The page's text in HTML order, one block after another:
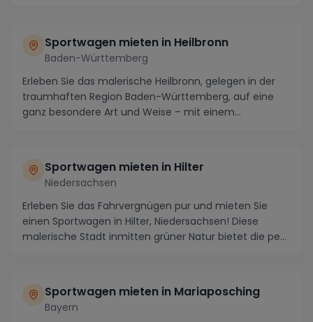
Sportwagen mieten in Heilbronn
Baden-Württemberg
Erleben Sie das malerische Heilbronn, gelegen in der
traumhaften Region Baden-Württemberg, auf eine
ganz besondere Art und Weise – mit einem
Sportwagen mieten in Hilter
Niedersachsen
Erleben Sie das Fahrvergnügen pur und mieten Sie
einen Sportwagen in Hilter, Niedersachsen! Diese
malerische Stadt inmitten grüner Natur bietet die pe...
Sportwagen mieten in Mariaposching
Bayern